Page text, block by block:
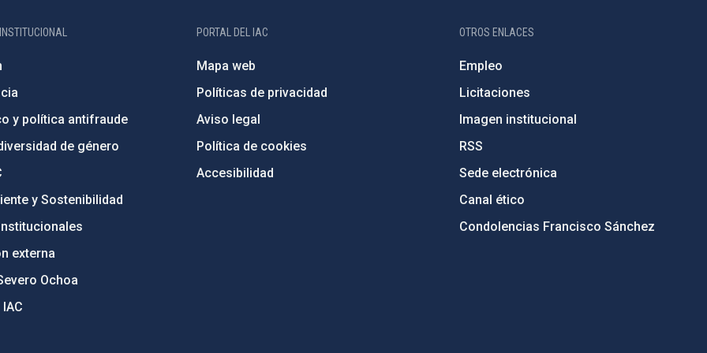
y política antifraude
de género
y Sostenibilidad
externa
Ochoa
PORTAL DEL IAC
Mapa web
Políticas de privacidad
Aviso legal
Política de cookies
Accesibilidad
OTROS ENLACES
Empleo
Licitaciones
Imagen institucional
RSS
Sede electrónica
Canal ético
Condolencias Francisco Sánchez